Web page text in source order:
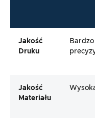
Jakość
Druku
Jakość
Materiału